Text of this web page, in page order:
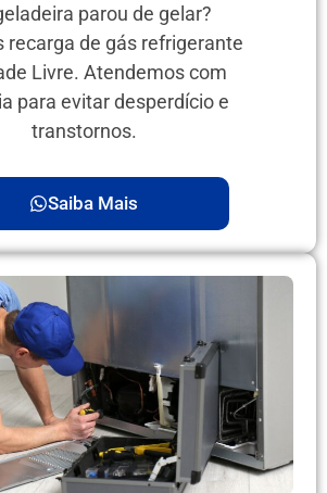
parou de gelar?
recarga de gás refrigerante
Livre. Atendemos com
para evitar desperdício e
transtornos.
Saiba Mais